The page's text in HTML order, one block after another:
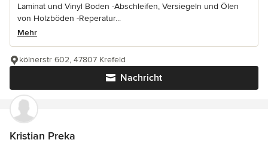
Laminat und Vinyl Boden -Abschleifen, Versiegeln und Ölen
von Holzböden -Reperatur...
Mehr
Nachricht
kölnerstr 602, 47807 Krefeld
Kristian Preka